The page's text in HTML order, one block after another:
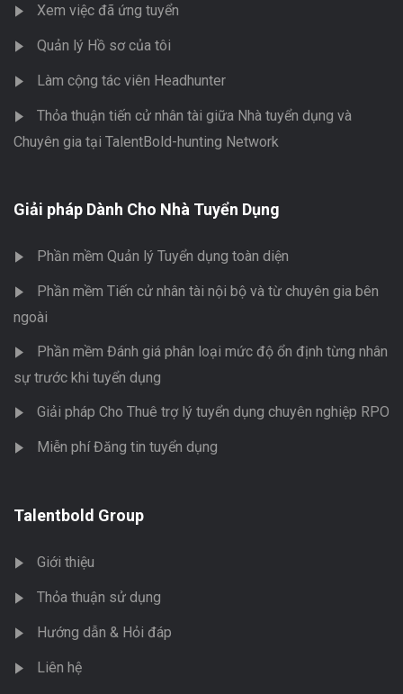
Xem việc đã ứng tuyển
Quản lý Hồ sơ của tôi
Làm cộng tác viên Headhunter
Thỏa thuận tiến cử nhân tài giữa Nhà tuyển dụng và
Chuyên gia tại TalentBold-hunting Network
Giải pháp Dành Cho Nhà Tuyển Dụng
Phần mềm Quản lý Tuyển dụng toàn diện
Phần mềm Tiến cử nhân tài nội bộ và từ chuyên gia bên
ngoài
Phần mềm Đánh giá phân loại mức độ ổn định từng nhân
sự trước khi tuyển dụng
Giải pháp Cho Thuê trợ lý tuyển dụng chuyên nghiệp RPO
Miễn phí Đăng tin tuyển dụng
Talentbold Group
Giới thiệu
Thỏa thuận sử dụng
Hướng dẫn & Hỏi đáp
Liên hệ